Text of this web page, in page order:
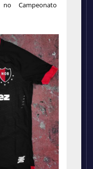
Campeonato